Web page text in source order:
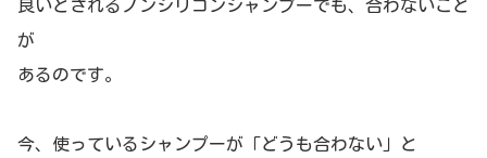
良いとされるノンシリコンシャンプーでも、合わないこと
が
あるのです。
今、使っているシャンプーが「どうも合わない」と